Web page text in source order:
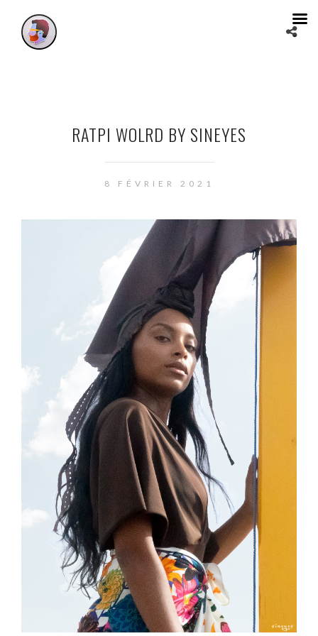
RATPI WOLRD BY SINEYES
8 FÉVRIER 2021